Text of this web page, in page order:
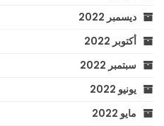
ديسمبر 2022
أكتوبر 2022
سبتمبر 2022
يونيو 2022
مايو 2022